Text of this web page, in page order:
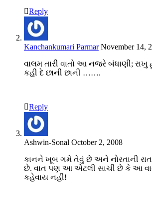
Reply
Kanchankumari Parmar November 14,
વાલમ તારી વાતો આ નજરે બંધાણી;
કહી દે છાની છાની …….
Reply
Ashwin-Sonal October 2, 2008
કાનને ખૂબ ગમે તેવું છે અને નોરતાની
છે. વાત પણ આ એટલી સાચી છે કે આ
કહેવાય નહી!